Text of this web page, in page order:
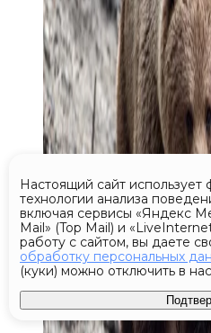
Настоящий сайт использует
технологии анализа
включая сервисы «Яндекс
Mail» (Top Mail) и
работу с сайтом, вы даете
обработку персональных
(куки) можно отключить в